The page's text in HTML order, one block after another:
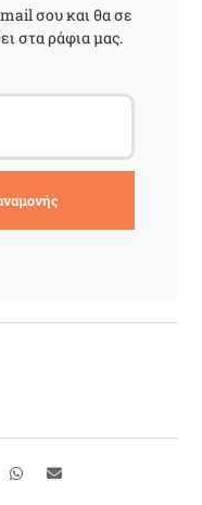
σου και θα σε
στα ράφια μας.